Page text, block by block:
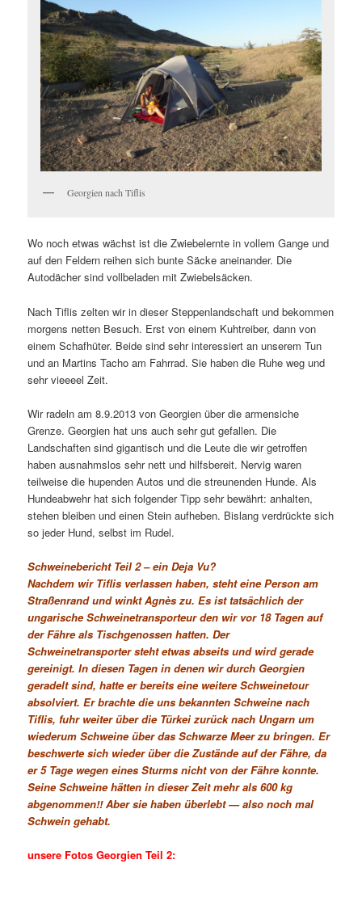
Georgien nach Tiflis
Wo noch etwas wächst ist die Zwiebelernte in vollem Gange und
auf den Feldern reihen sich bunte Säcke aneinander. Die
Autodächer sind vollbeladen mit Zwiebelsäcken.
Nach Tiflis zelten wir in dieser Steppenlandschaft und bekommen
morgens netten Besuch. Erst von einem Kuhtreiber, dann von
einem Schafhüter. Beide sind sehr interessiert an unserem Tun
und an Martins Tacho am Fahrrad. Sie haben die Ruhe weg und
sehr vieeeel Zeit.
Wir radeln am 8.9.2013 von Georgien über die armensiche
Grenze. Georgien hat uns auch sehr gut gefallen. Die
Landschaften sind gigantisch und die Leute die wir getroffen
haben ausnahmslos sehr nett und hilfsbereit. Nervig waren
teilweise die hupenden Autos und die streunenden Hunde. Als
Hundeabwehr hat sich folgender Tipp sehr bewährt: anhalten,
stehen bleiben und einen Stein aufheben. Bislang verdrückte sich
so jeder Hund, selbst im Rudel.
Schweinebericht Teil 2 – ein Deja Vu?
Nachdem wir Tiflis verlassen haben, steht eine Person am
Straßenrand und winkt Agnès zu. Es ist tatsächlich der
ungarische Schweinetransporteur den wir vor 18 Tagen auf
der Fähre als Tischgenossen hatten. Der
Schweinetransporter steht etwas abseits und wird gerade
gereinigt. In diesen Tagen in denen wir durch Georgien
geradelt sind, hatte er bereits eine weitere Schweinetour
absolviert. Er brachte die uns bekannten Schweine nach
Tiflis, fuhr weiter über die Türkei zurück nach Ungarn um
wiederum Schweine über das Schwarze Meer zu bringen. Er
beschwerte sich wieder über die Zustände auf der Fähre, da
er 5 Tage wegen eines Sturms nicht von der Fähre konnte.
Seine Schweine hätten in dieser Zeit mehr als 600 kg
abgenommen!! Aber sie haben überlebt — also noch mal
Schwein gehabt.
unsere Fotos Georgien Teil 2: